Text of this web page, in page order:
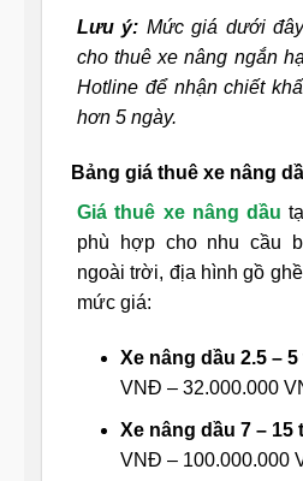
Lưu ý: Mức giá dưới
cho thuê xe nâng ngắn
Hotline để nhận chiết
hơn 5 ngày.
Bảng giá thuê xe nâng
Giá thuê xe nâng dầu
phù hợp cho nhu cầu
ngoài trời, địa hình gồ
mức giá:
Xe nâng dầu 2.5 – 5
VNĐ – 32.000.000
Xe nâng dầu 7 – 15
VNĐ – 100.000.000